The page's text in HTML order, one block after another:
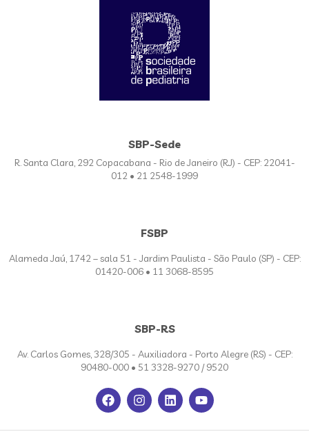
SBP-Sede
R. Santa Clara, 292 Copacabana - Rio de Janeiro (RJ) - CEP: 22041-
012 • 21 2548-1999
FSBP
Alameda Jaú, 1742 – sala 51 - Jardim Paulista - São Paulo (SP) - CEP:
01420-006 • 11 3068-8595
SBP-RS
Av. Carlos Gomes, 328/305 - Auxiliadora - Porto Alegre (RS) - CEP:
90480-000 • 51 3328-9270 / 9520